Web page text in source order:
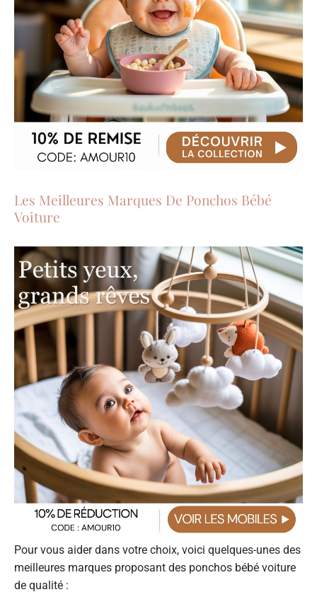
Les Meilleures Marques De Ponchos Bébé
Voiture
Pour vous aider dans votre choix, voici quelques-unes des
meilleures marques proposant des ponchos bébé voiture
de qualité :